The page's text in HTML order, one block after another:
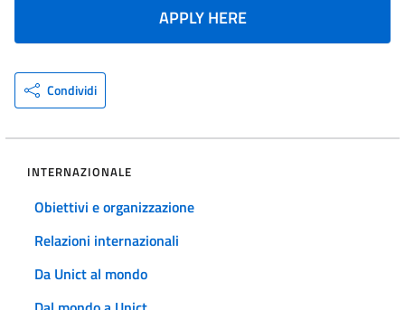
APPLY HERE
Condividi
INTERNAZIONALE
Obiettivi e organizzazione
Relazioni internazionali
Da Unict al mondo